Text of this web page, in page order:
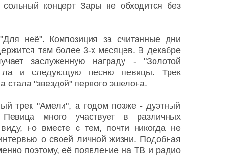
концерт Зары не обходится без
неё". Композиция за считанные дни
там более 3-х месяцев. В декабре
заслуженную награду - "Золотой
и следующую песню певицы. Трек
"звездой" первого эшелона.
трек "Амели", а годом позже - дуэтный
много участвует в различных
но вместе с тем, почти никогда не
о своей личной жизни. Подобная
поэтому, её появление на ТВ и радио